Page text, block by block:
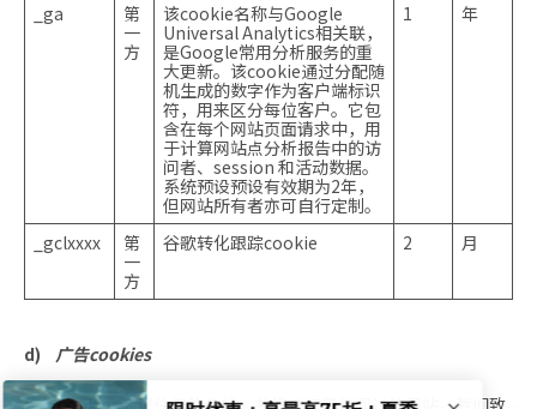
_ga
第
一
方
该cookie名称与Google
Universal Analytics相关联，
是Google常用分析服务的重
大更新。该cookie通过分配随
机生成的数字作为客户端标识
符，用来区分每位客户。它包
含在每个网站页面请求中，用
于计算网站点分析报告中的访
问者、session 和活动数据。
系统预设预设有效期为2年，
但网站所有者亦可自行定制。
1 年
_gclxxxx
第
一
方
谷歌转化跟踪cookie 2 月
d) 广告cookies
广告cookies会记住您的偏好，并记住您曾访问过的网站。我们致